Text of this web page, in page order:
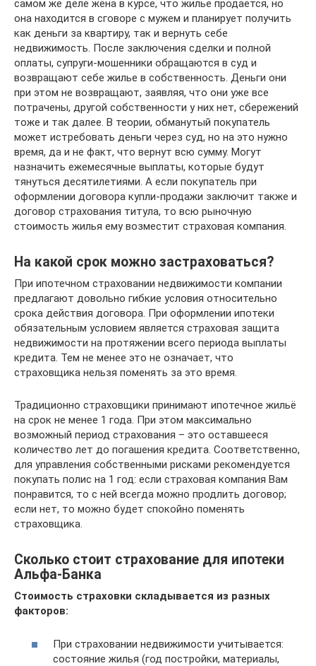
самом же деле жена в курсе, что жилье продается, но
она находится в сговоре с мужем и планирует получить
как деньги за квартиру, так и вернуть себе
недвижимость. После заключения сделки и полной
оплаты, супруги-мошенники обращаются в суд и
возвращают себе жилье в собственность. Деньги они
при этом не возвращают, заявляя, что они уже все
потрачены, другой собственности у них нет, сбережений
тоже и так далее. В теории, обманутый покупатель
может истребовать деньги через суд, но на это нужно
время, да и не факт, что вернут всю сумму. Могут
назначить ежемесячные выплаты, которые будут
тянуться десятилетиями. А если покупатель при
оформлении договора купли-продажи заключит также и
договор страхования титула, то всю рыночную
стоимость жилья ему возместит страховая компания.
На какой срок можно застраховаться?
При ипотечном страховании недвижимости компании
предлагают довольно гибкие условия относительно
срока действия договора. При оформлении ипотеки
обязательным условием является страховая защита
недвижимости на протяжении всего периода выплаты
кредита. Тем не менее это не означает, что
страховщика нельзя поменять за это время.
Традиционно страховщики принимают ипотечное жильё
на срок не менее 1 года. При этом максимально
возможный период страхования – это оставшееся
количество лет до погашения кредита. Соответственно,
для управления собственными рисками рекомендуется
покупать полис на 1 год: если страховая компания Вам
понравится, то с ней всегда можно продлить договор;
если нет, то можно будет спокойно поменять
страховщика.
Сколько стоит страхование для ипотеки
Альфа-Банка
Стоимость страховки складывается из разных
факторов:
При страховании недвижимости учитывается:
состояние жилья (год постройки, материалы,